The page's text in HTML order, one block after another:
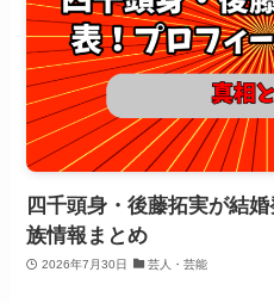
四千頭身・後藤拓実が結
族情報まとめ
2026年7月30日 芸人・芸能